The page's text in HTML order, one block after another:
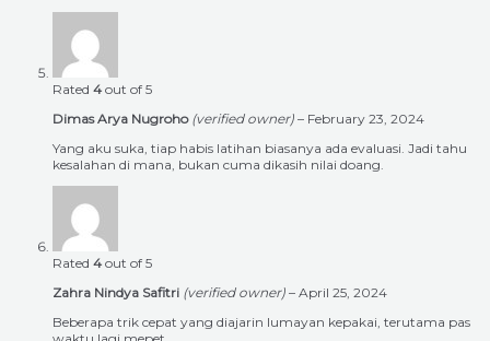
Rated 4 out of 5
Dimas Arya Nugroho (verified owner) – February 23, 2024
Yang aku suka, tiap habis latihan biasanya ada evaluasi. Jadi tahu
kesalahan di mana, bukan cuma dikasih nilai doang.
Rated 4 out of 5
Zahra Nindya Safitri (verified owner) – April 25, 2024
Beberapa trik cepat yang diajarin lumayan kepakai, terutama pas